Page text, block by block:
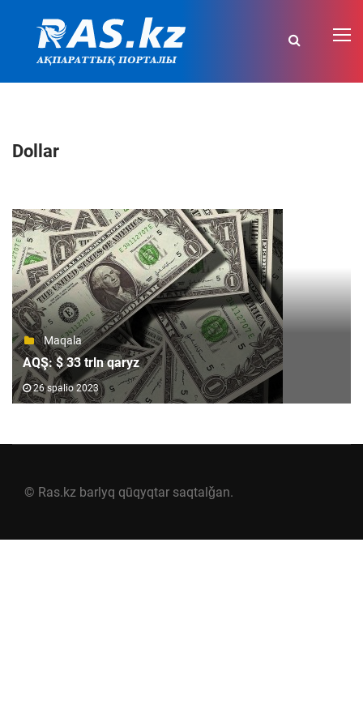
Dollar
Maqala
AQŞ: $ 33 trln qaryz
26 spalio 2023
© Ras.kz barlyq qūqyqtar saqtalǧan.